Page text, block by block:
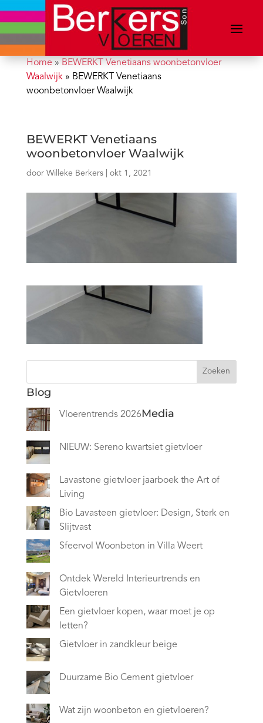
Home» BEWERKT Venetiaans woonbetonvloer
Waalwijk» BEWERKT Venetiaans
woonbetonvloer Waalwijk
BEWERKT Venetiaans
woonbetonvloer Waalwijk
door Willeke Berkers| okt 1, 2021
Zoeken
Blog
Vloerentrends 2026
NIEUW: Sereno kwartsiet gietvloer
Lavastone gietvloer jaarboek the Art of
Living
Bio Lavasteen gietvloer: Design, Sterk en
Slijtvast
Sfeervol Woonbeton in Villa Weert
Ontdek Wereld Interieurtrends en
Gietvloeren
Een gietvloer kopen, waar moet je op
letten?
Gietvloer in zandkleur beige
Duurzame Bio Cement gietvloer
Wat zijn woonbeton en gietvloeren?
Media